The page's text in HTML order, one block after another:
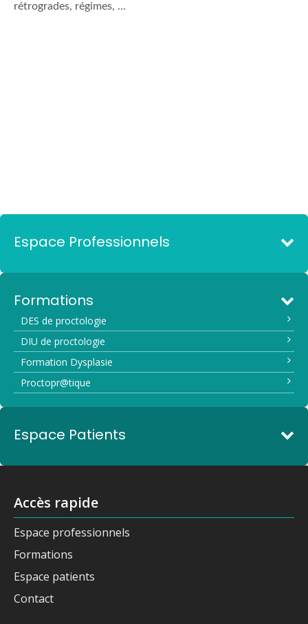
rétrogrades, régimes, …
Espace Professionnels
Formations
DES de proctologie
DIU de proctologie
Formation Dysplasie
Proctopr@tique
Espace Patients
Accès rapide
Espace professionnels
Formations
Espace patients
Contact